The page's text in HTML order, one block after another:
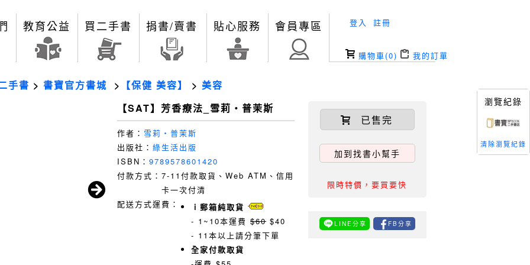
教育公益 買二手書 捐書/賣書 貼心服務 會員專區 登入 註冊
購物車(0) 我的訂單
手書 > 書寶官方書城 > 【保健 美容】 > 美容
【SAT】芳香療法_雪莉‧普茉斯
作者： 雪莉‧普茉斯
出版社： 綠生活出版
ISBN： 9789578601420
付款方式： 7-11付款取貨、Web ATM、信用
卡一次付清
配送方式運費：
ｉ郵箱純取貨
- 1~10本運費 $60 $40
- 11本以上請分筆下單
全家付款取貨
已售完
加到找書小幫手
限時特價，要買要快
LINE分享 FB分享
瀏覽紀錄
清除瀏覽紀錄